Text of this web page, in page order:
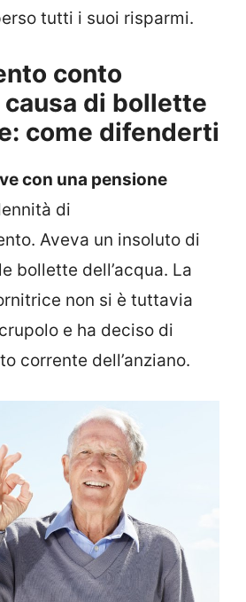
tutti i suoi risparmi.
conto
di bollette
come difenderti
con una pensione
di
Aveva un insoluto di
bollette dell’acqua. La
non si è tuttavia
e ha deciso di
corrente dell’anziano.